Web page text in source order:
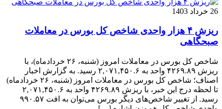
26 خرداد 1403
ریزش ۴ هزار واحدی شاخص کل بورس در معاملات
صبحگاهی
شاخص کل بورس در معاملات امروز (شنبه، ۲۶ خردادماه)، با
ریزش ۴۲۶۹.۸۹ واحد به ۲,۰۷۱,۴۵۰.۶ رسید. به گزارش اخبار
اصناف؛ شاخص کل بورس در معاملات امروز (شنبه، ۲۶ خردادماه)
تا لحظه درج این خبر، با ریزش ۴۲۶۹.۸۹ واحد به ۲,۰۷۱,۴۵۰.۶
رسید. از تغییر شاخص‌های دیگر بورس می‌توان به افت ۹۹۰.۵۷